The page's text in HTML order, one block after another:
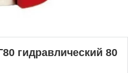
гидравлический 80